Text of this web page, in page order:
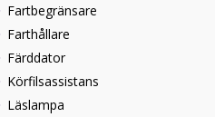
Fartbegränsare
Farthållare
Färddator
Körfilsassistans
Läslampa